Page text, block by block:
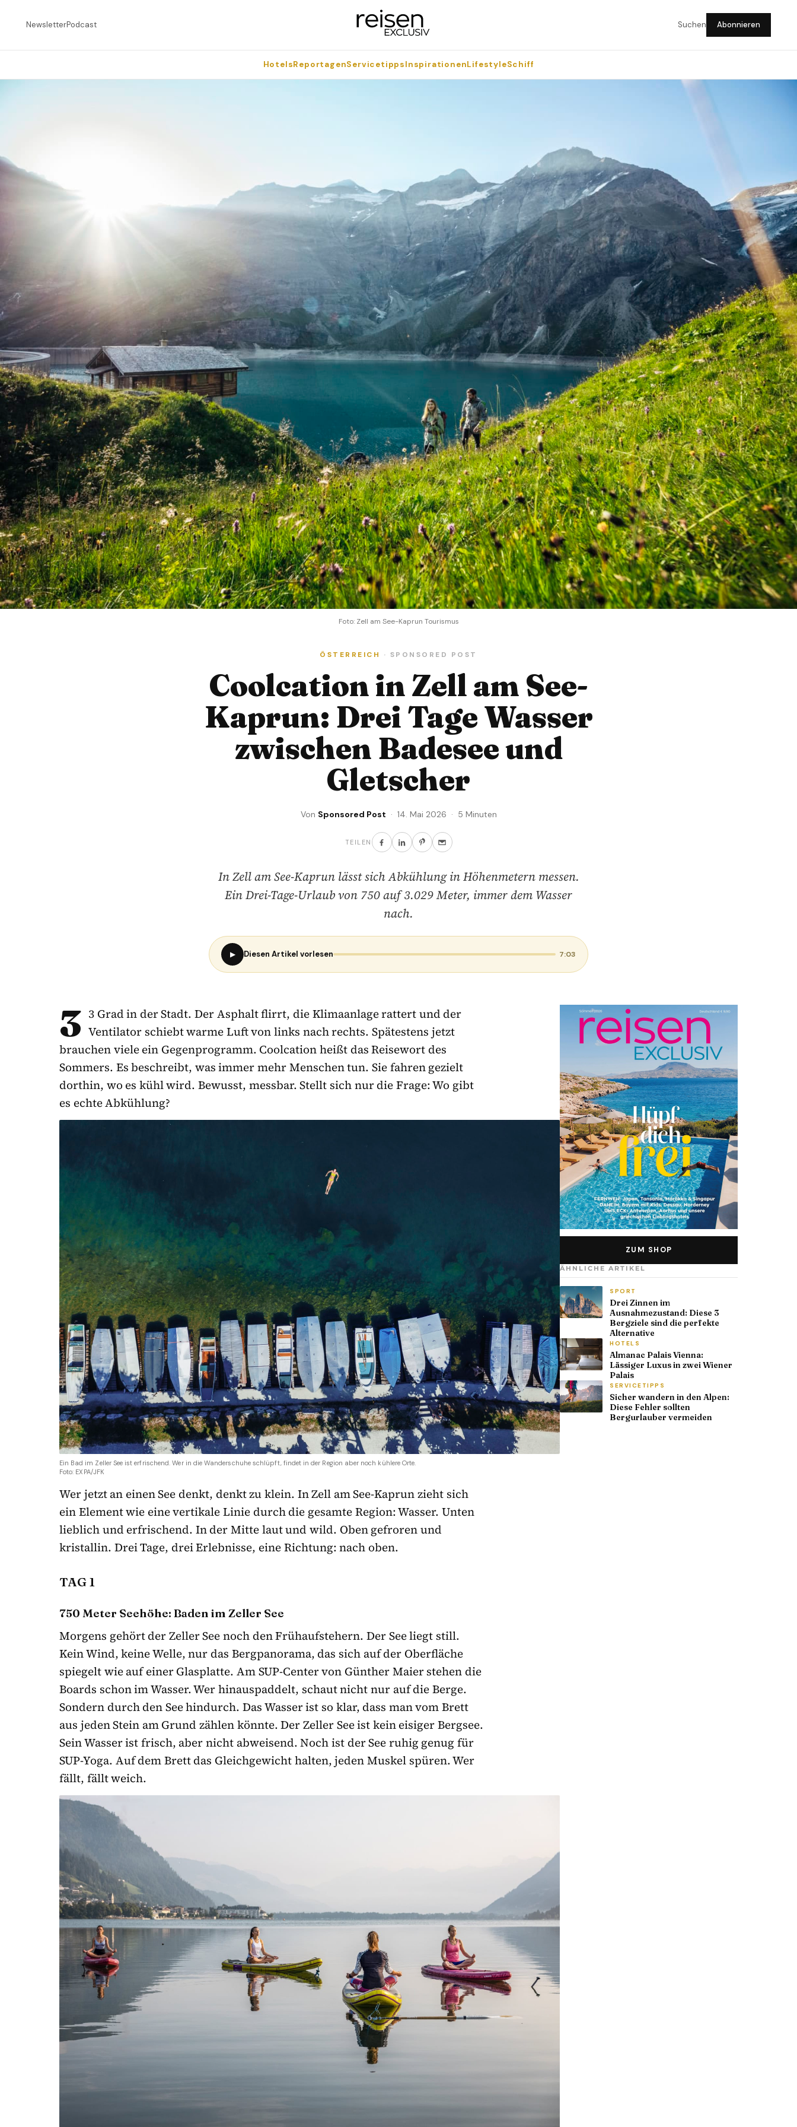
NewsletterPodcast Suchen Abonnieren
HotelsReportagenServicetippsInspirationenLifestyleSchiff
Foto: Zell am See-Kaprun Tourismus
ÖSTERREICH · SPONSORED POST
Coolcation in Zell am See-
Kaprun: Drei Tage Wasser
zwischen Badesee und
Gletscher
Von Sponsored Post · 14. Mai 2026 · 5 Minuten
TEILEN
In Zell am See-Kaprun lässt sich Abkühlung in Höhenmetern messen.
Ein Drei-Tage-Urlaub von 750 auf 3.029 Meter, immer dem Wasser
nach.
▶ Diesen Artikel vorlesen 7:03
3 3 Grad in der Stadt. Der Asphalt flirrt, die Klimaanlage rattert und der
Ventilator schiebt warme Luft von links nach rechts. Spätestens jetzt
brauchen viele ein Gegenprogramm. Coolcation heißt das Reisewort des
Sommers. Es beschreibt, was immer mehr Menschen tun. Sie fahren gezielt
dorthin, wo es kühl wird. Bewusst, messbar. Stellt sich nur die Frage: Wo gibt
es echte Abkühlung?
Ein Bad im Zeller See ist erfrischend. Wer in die Wanderschuhe schlüpft, findet in der Region aber noch kühlere Orte.
Foto: EXPA/JFK
Wer jetzt an einen See denkt, denkt zu klein. In Zell am See-Kaprun zieht sich
ein Element wie eine vertikale Linie durch die gesamte Region: Wasser. Unten
lieblich und erfrischend. In der Mitte laut und wild. Oben gefroren und
kristallin. Drei Tage, drei Erlebnisse, eine Richtung: nach oben.
TAG 1
750 Meter Seehöhe: Baden im Zeller See
Morgens gehört der Zeller See noch den Frühaufstehern. Der See liegt still.
Kein Wind, keine Welle, nur das Bergpanorama, das sich auf der Oberfläche
spiegelt wie auf einer Glasplatte. Am SUP-Center von Günther Maier stehen die
Boards schon im Wasser. Wer hinauspaddelt, schaut nicht nur auf die Berge.
Sondern durch den See hindurch. Das Wasser ist so klar, dass man vom Brett
aus jeden Stein am Grund zählen könnte. Der Zeller See ist kein eisiger Bergsee.
Sein Wasser ist frisch, aber nicht abweisend. Noch ist der See ruhig genug für
SUP-Yoga. Auf dem Brett das Gleichgewicht halten, jeden Muskel spüren. Wer
fällt, fällt weich.
ZUM SHOP
ÄHNLICHE ARTIKEL
SPORT
Drei Zinnen im
Ausnahmezustand: Diese 3
Bergziele sind die perfekte
Alternative
HOTELS
Almanac Palais Vienna:
Lässiger Luxus in zwei Wiener
Palais
SERVICETIPPS
Sicher wandern in den Alpen:
Diese Fehler sollten
Bergurlauber vermeiden